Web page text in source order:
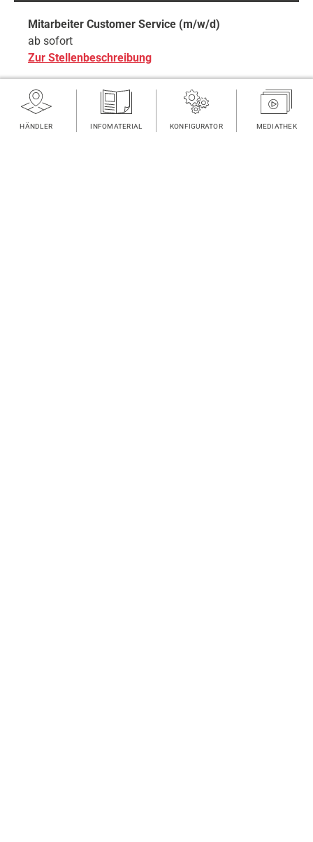
Mitarbeiter Customer Service (m/w/d)
ab sofort
Zur Stellenbeschreibung
Lackierer (m/w/d)
ab sofort
Zur Stellenbeschreibung
HÄNDLER
INFOMATERIAL KONFIGURATOR MEDIATHEK